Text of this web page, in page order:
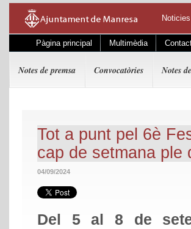
Noticies
Pàgina principal Multimèdia
Notes de premsa Convocatòries Notes
Tot a punt pel 6è
cap de setmana ple
04/09/2024
Del 5 al 8 de